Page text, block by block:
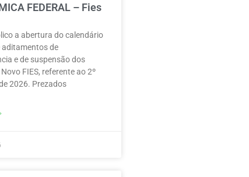
FEDERAL – Fies
a abertura do calendário
aditamentos de
e de suspensão dos
FIES, referente ao 2º
2026. Prezados